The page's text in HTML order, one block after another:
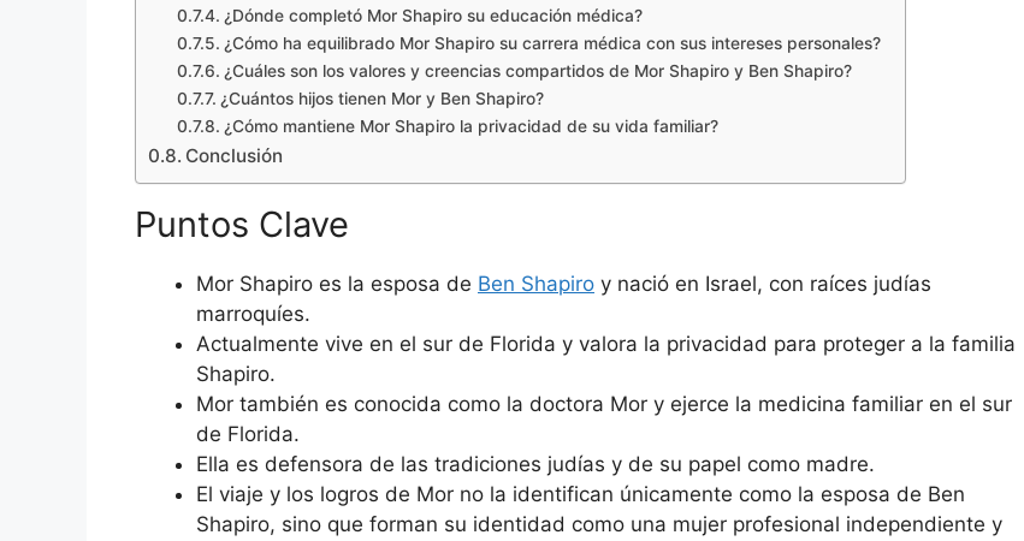
¿Dónde completó Mor Shapiro su educación médica?
¿Cómo ha equilibrado Mor Shapiro su carrera médica con sus intereses personales?
¿Cuáles son los valores y creencias compartidos de Mor Shapiro y Ben Shapiro?
¿Cuántos hijos tienen Mor y Ben Shapiro?
¿Cómo mantiene Mor Shapiro la privacidad de su vida familiar?
Conclusión
Puntos Clave
Mor Shapiro es la esposa de Ben Shapiro y nació en Israel, con raíces judías
marroquíes.
Actualmente vive en el sur de Florida y valora la privacidad para proteger a la familia
Shapiro.
Mor también es conocida como la doctora Mor y ejerce la medicina familiar en el sur
de Florida.
Ella es defensora de las tradiciones judías y de su papel como madre.
El viaje y los logros de Mor no la identifican únicamente como la esposa de Ben
Shapiro, sino que forman su identidad como una mujer profesional independiente y